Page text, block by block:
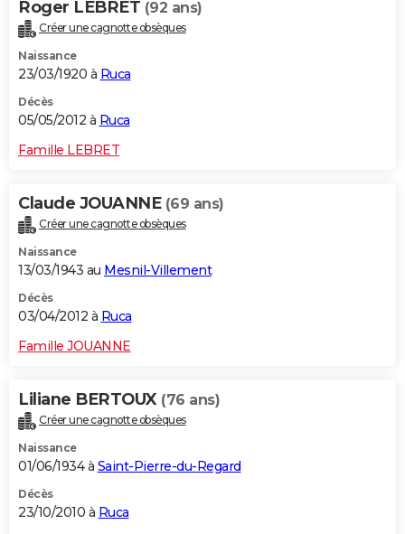
Roger LEBRET (92 ans)
Créer une cagnotte obsèques
Naissance
23/03/1920 à Ruca
Décès
05/05/2012 à Ruca
Famille LEBRET
Claude JOUANNE (69 ans)
Créer une cagnotte obsèques
Naissance
13/03/1943 au Mesnil-Villement
Décès
03/04/2012 à Ruca
Famille JOUANNE
Liliane BERTOUX (76 ans)
Créer une cagnotte obsèques
Naissance
01/06/1934 à Saint-Pierre-du-Regard
Décès
23/10/2010 à Ruca